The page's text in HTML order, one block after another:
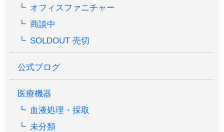
オフィスファニチャー
商談中
SOLDOUT 売切
公式ブログ
医療機器
血液処理・採取
未分類